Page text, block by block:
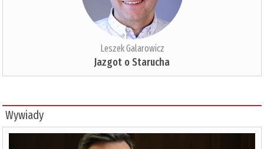
Leszek Galarowicz
Jazgot o Starucha
Wywiady